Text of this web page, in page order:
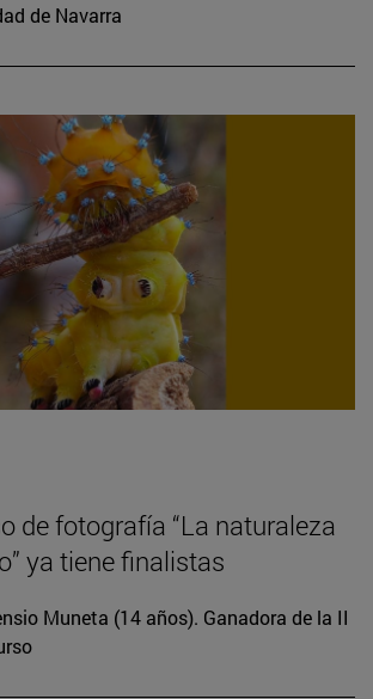
de Navarra
de fotografía “La naturaleza
ya tiene finalistas
Muneta (14 años). Ganadora de la II